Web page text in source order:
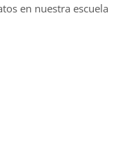
en nuestra escuela